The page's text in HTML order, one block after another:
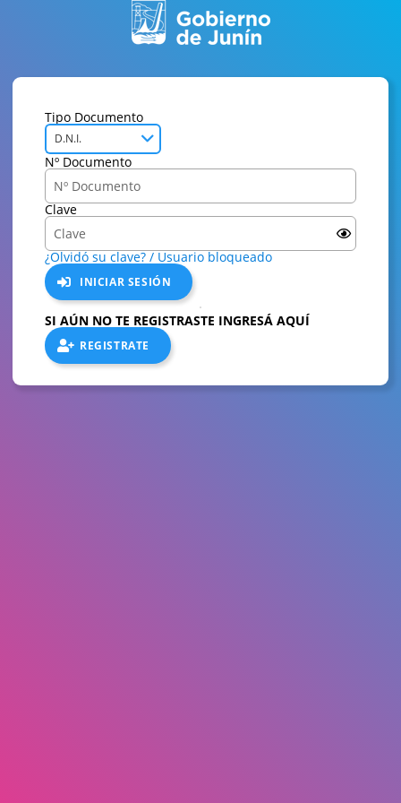
Tipo Documento
D.N.I.
Nº Documento
Clave
¿Olvidó su clave? / Usuario bloqueado
INICIAR SESIÓN
SI AÚN NO TE REGISTRASTE INGRESÁ AQUÍ
REGISTRATE